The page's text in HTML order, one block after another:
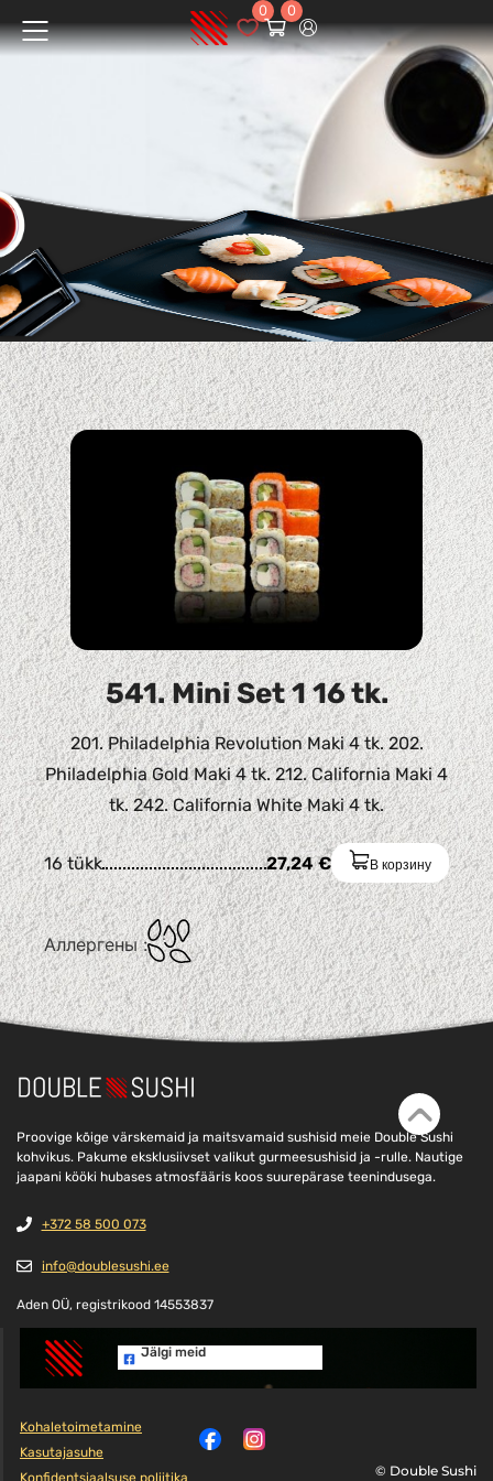
0 0
Menüü
541. Mini Set 1 16 tk.
201. Philadelphia Revolution Maki 4 tk. 202.
Philadelphia Gold Maki 4 tk. 212. California Maki 4
tk. 242. California White Maki 4 tk.
16 tükk 27,24€ В корзину
Аллергены :
Proovige kõige värskemaid ja maitsvamaid sushisid meie Double Sushi
kohvikus. Pakume eksklusiivset valikut gurmeesushisid ja -rulle. Nautige
jaapani kööki hubases atmosfääris koos suurepärase teenindusega.
+372 58 500 073
info@doublesushi.ee
Aden OÜ, registrikood 14553837
Jälgi meid
Kohaletoimetamine
Kasutajasuhe
Konfidentsiaalsuse poliitika
© Double Sushi